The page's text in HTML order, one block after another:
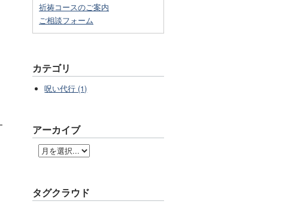
祈祷コースのご案内
ご相談フォーム
カテゴリ
呪い代行 (1)
アーカイブ
タグクラウド